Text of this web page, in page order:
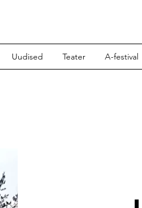
Uudised Teater A-festival